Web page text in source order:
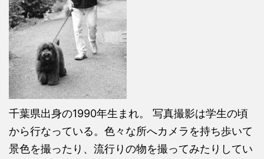
千葉県出身の1990年生まれ。 写真撮影は学生の頃
から行なっている。色々な所へカメラを持ち歩いて
景色を撮ったり、流行りの物を撮ってみたりしてい